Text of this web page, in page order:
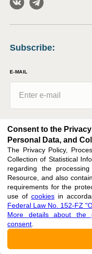
Subscribe:
E-MAIL
News
By clicking the button, I agree
personal data, and collection
paragraph 1 of Article 6 of
Consent to the
Personal Data, and
The Privacy Policy,
Collection of Statistical
regarding the
Resource, and also
requirements for the
use of cookiesin
Federal Law No. 152-FZ
More details about the
consent